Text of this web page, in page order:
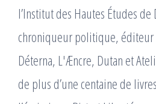
l’Institut des Hautes Études
chroniqueur politique,
Déterna, L'Æncre, Dutan et
de plus d’une centaine de